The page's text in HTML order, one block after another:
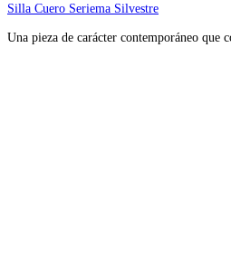
Silla Cuero Seriema Silvestre
Una pieza de carácter contemporáneo que